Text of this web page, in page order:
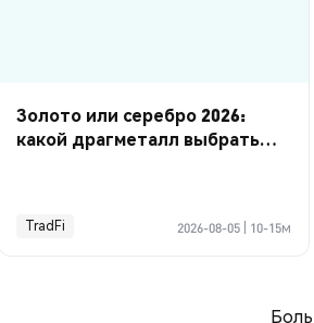
Золото или серебро 2026:
какой драгметалл выбрать
TradFi 2026-08-05 10-15м